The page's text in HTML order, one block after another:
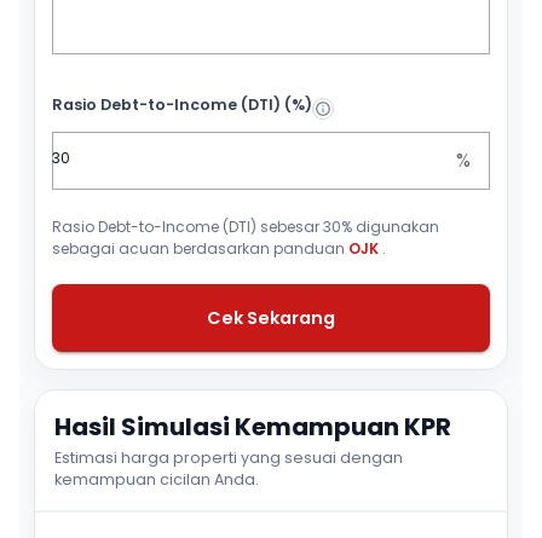
Rasio Debt-to-Income (DTI) (%)
%
Rasio Debt-to-Income (DTI) sebesar 30% digunakan
sebagai acuan berdasarkan panduan OJK .
Cek Sekarang
Hasil Simulasi Kemampuan KPR
Estimasi harga properti yang sesuai dengan
kemampuan cicilan Anda.